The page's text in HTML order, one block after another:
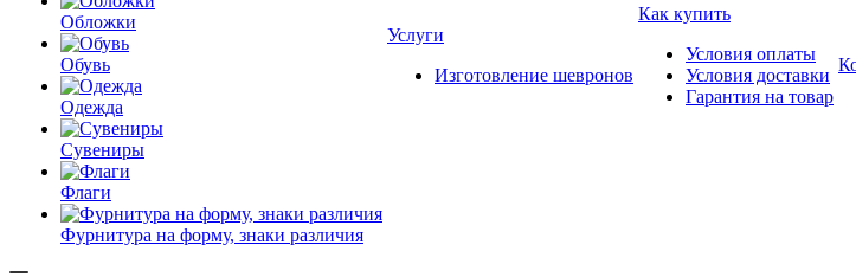
Обложки
Обувь
Одежда
Сувениры
Флаги
Фурнитура на форму, знаки различия
Услуги
Изготовление шевронов
Как купить
Условия оплаты
Условия доставки
Гарантия на товар